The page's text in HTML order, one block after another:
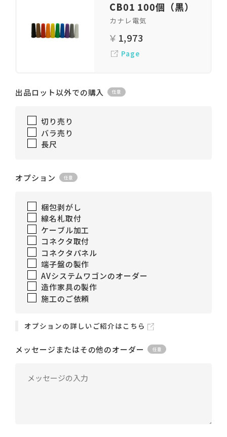
CB01 100個（黒）
カナレ電気
1,973
Page
出品ロット以外での購入
切り売り
バラ売り
長尺
オプション
梱包剥がし
線名札取付
ケーブル加工
コネクタ取付
コネクタパネル
端子盤の製作
AVシステムワゴンのオーダー
造作家具の製作
施工のご依頼
オプションの詳しいご紹介はこちら
メッセージまたはその他のオーダー